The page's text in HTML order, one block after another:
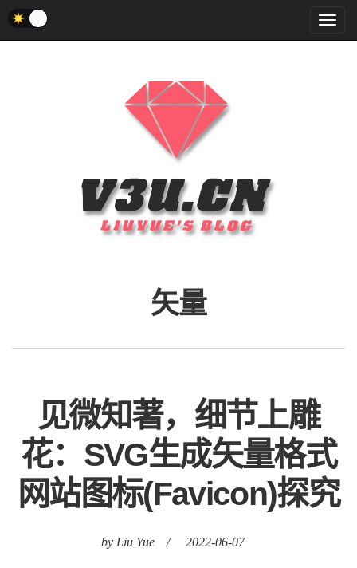
菜
单
矢量
见微知著，细节上雕
花：SVG生成矢量格式
网站图标(Favicon)探究
by Liu Yue / 2022-06-07